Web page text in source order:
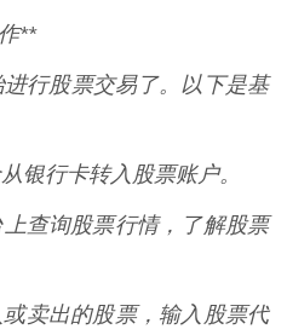
**
行股票交易了。以下是基
银行卡转入股票账户。
查询股票行情，了解股票
卖出的股票，输入股票代